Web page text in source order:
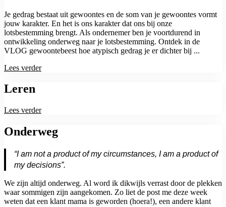
Je gedrag bestaat uit gewoontes en de som van je gewoontes vormt
jouw karakter. En het is ons karakter dat ons bij onze
lotsbestemming brengt. Als ondernemer ben je voortdurend in
ontwikkeling onderweg naar je lotsbestemming. Ontdek in de
VLOG gewoontebeest hoe atypisch gedrag je er dichter bij ...
Lees verder
Leren
Lees verder
Onderweg
“I am not a product of my circumstances, I am a product of
my decisions”.
We zijn altijd onderweg. Al word ik dikwijls verrast door de plekken
waar sommigen zijn aangekomen. Zo liet de post me deze week
weten dat een klant mama is geworden (hoera!), een andere klant